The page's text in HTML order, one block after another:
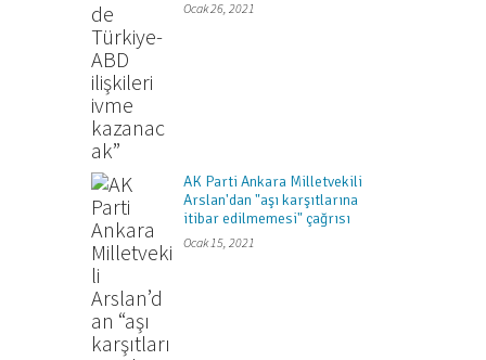
Ocak 26, 2021
AK Parti Ankara Milletvekili
Arslan'dan "aşı karşıtlarına
itibar edilmemesi" çağrısı
Ocak 15, 2021